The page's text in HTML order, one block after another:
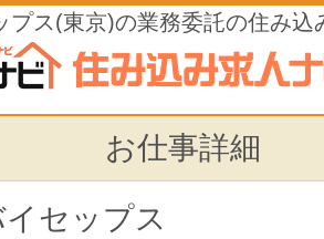
プス(東京)の業務委託の住み込
お仕事詳細
セップス